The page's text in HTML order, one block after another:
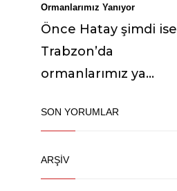
Ormanlarımız Yanıyor
Önce Hatay şimdi ise
Trabzon’da
ormanlarımız ya...
SON YORUMLAR
ARŞİV